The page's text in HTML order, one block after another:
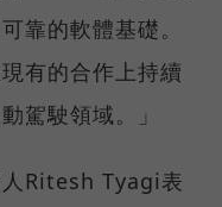
靠的軟體基礎。
有的合作上持續
駕駛領域。」
Ritesh Tyagi表